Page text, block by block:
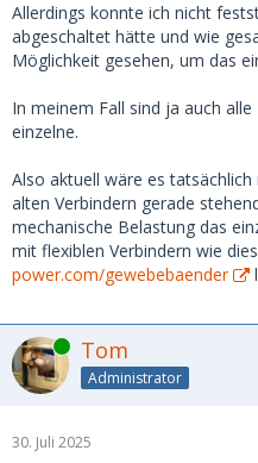
Allerdings konnte ich nicht
abgeschaltet hätte und wie
Möglichkeit gesehen, um das
In meinem Fall sind ja auch
einzelne.
Also aktuell wäre es
alten Verbindern gerade
mechanische Belastung das
mit flexiblen Verbindern wie
power.com/gewebebaender
Online Tom
Administrator
30. Juli 2025